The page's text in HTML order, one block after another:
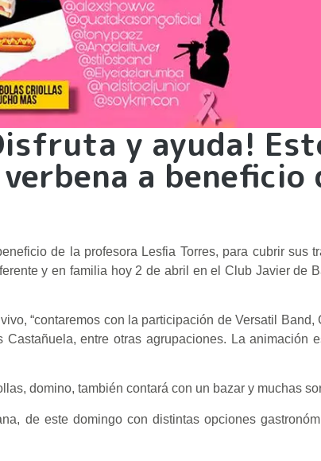
y ayuda!
a beneficio
de la profesora Lesfia Torres, para cubrir sus
y en familia hoy 2 de abril en el Club Javier de
“contaremos con la participación de Versatil Band,
entre otras agrupaciones. La animación
domino, también contará con un bazar y muchas
de este domingo con distintas opciones